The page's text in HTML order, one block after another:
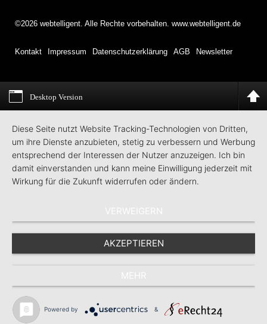
©2026 webtelligent. Alle Rechte vorbehalten. www.webtelligent.de
Kontakt Impressum Datenschutzerklärung AGB Newsletter
Desktop Version
Diese Seite nutzt Website Tracking-Technologien von Dritten,
um ihre Dienste anzubieten, stetig zu verbessern und Werbung
entsprechend der Interessen der Nutzer anzuzeigen. Ich bin
damit einverstanden und kann meine Einwilligung jederzeit mit
Wirkung für die Zukunft widerrufen oder ändern.
VERWEIGERN
AKZEPTIEREN
MEHR
Powered by &